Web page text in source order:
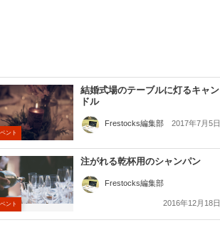
ント
結婚式場のテーブルに灯るキャン
ドル
Frestocks編集部 2017年7月5日
ント
注がれる乾杯用のシャンパン
Frestocks編集部
2016年12月18日